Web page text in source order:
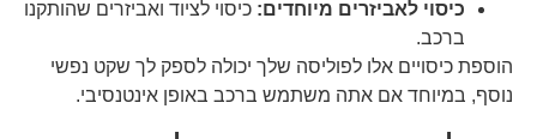
כיסוי לאביזרים מיוחדים:כיסוי לציוד ואביזרים שהותקנו
ברכב.
הוספת כיסויים אלו לפוליסה שלך יכולה לספק לך שקט נפשי
נוסף, במיוחד אם אתה משתמש ברכב באופן אינטנסיבי.